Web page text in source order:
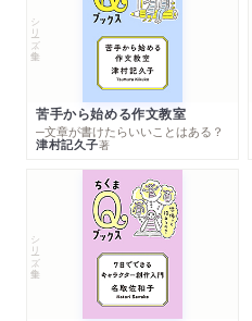
シリーズ・全集
苦手から始める作文教室
─文章が書けたらいいことはある？
津村記久子著
シリーズ・全集